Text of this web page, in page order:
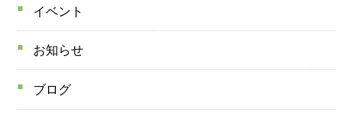
イベント
お知らせ
ブログ